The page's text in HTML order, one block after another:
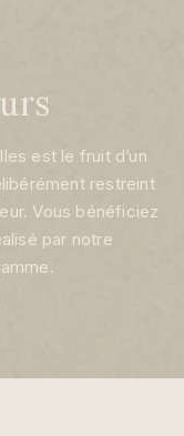
est le fruit d’un
restreint
Vous bénéficiez
par notre